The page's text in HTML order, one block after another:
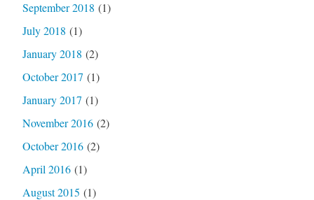
September 2018 (1)
July 2018 (1)
January 2018 (2)
October 2017 (1)
January 2017 (1)
November 2016(2)
October 2016(2)
April 2016(1)
August 2015 (1)